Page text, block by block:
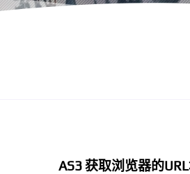
AS3 获取浏览器的